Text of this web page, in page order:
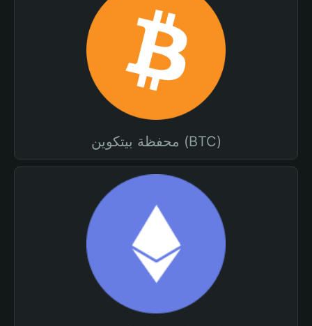
محفظة بيتكوين (BTC)